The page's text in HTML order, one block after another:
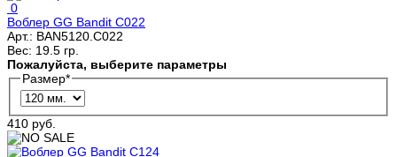
0
Воблер GG Bandit C022
Арт.: BAN5120.C022
Вес: 19.5 гр.
Пожалуйста, выберите параметры
Размер*
410 руб.